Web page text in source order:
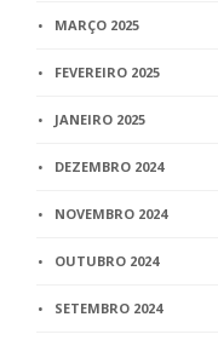
MARÇO 2025
FEVEREIRO 2025
JANEIRO 2025
DEZEMBRO 2024
NOVEMBRO 2024
OUTUBRO 2024
SETEMBRO 2024